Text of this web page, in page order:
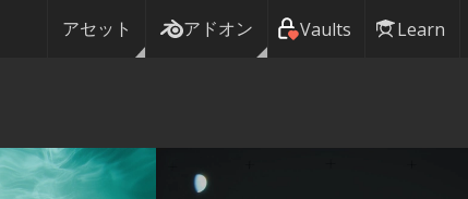
アセット アドオン Vaults Learn